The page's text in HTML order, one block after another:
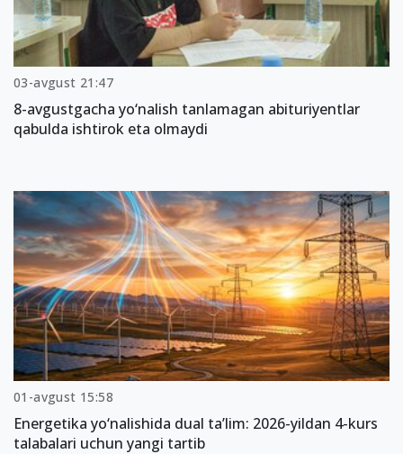
03-avgust 21:47
8-avgustgacha yo‘nalish tanlamagan abituriyentlar
qabulda ishtirok eta olmaydi
01-avgust 15:58
Energetika yo‘nalishida dual ta’lim: 2026-yildan 4-kurs
talabalari uchun yangi tartib